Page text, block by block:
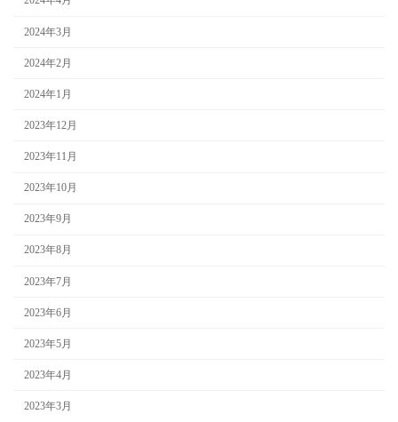
2024年3月
2024年2月
2024年1月
2023年12月
2023年11月
2023年10月
2023年9月
2023年8月
2023年7月
2023年6月
2023年5月
2023年4月
2023年3月